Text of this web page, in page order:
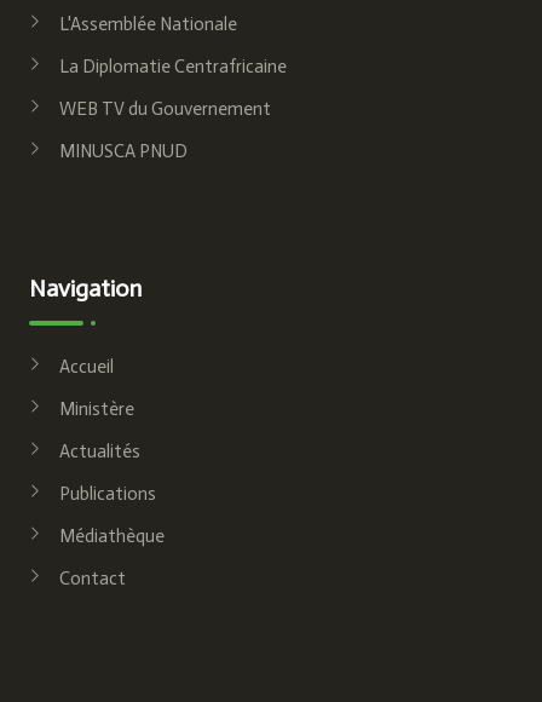
L'Assemblée Nationale
La Diplomatie Centrafricaine
WEB TV du Gouvernement
MINUSCA PNUD
Navigation
Accueil
Ministère
Actualités
Publications
Médiathèque
Contact